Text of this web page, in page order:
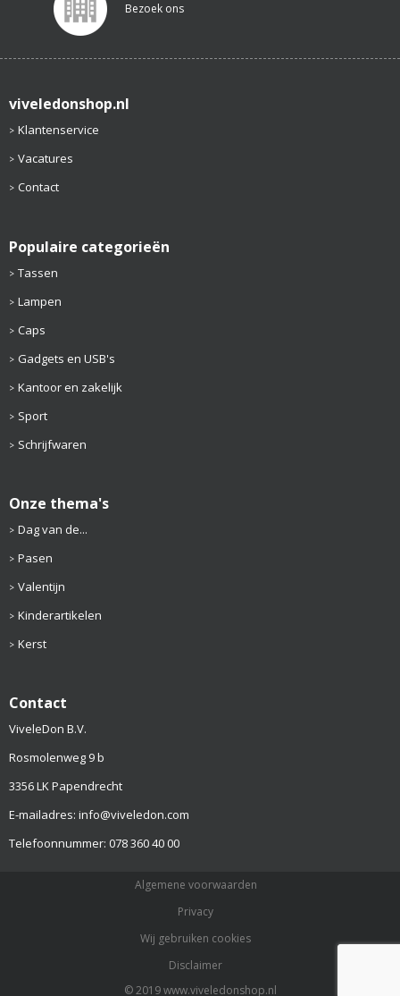
Bezoek ons
viveledonshop.nl
Klantenservice
Vacatures
Contact
Populaire categorieën
Tassen
Lampen
Caps
Gadgets en USB's
Kantoor en zakelijk
Sport
Schrijfwaren
Onze thema's
Dag van de...
Pasen
Valentijn
Kinderartikelen
Kerst
Contact
ViveleDon B.V.
Rosmolenweg 9 b
3356 LK Papendrecht
E-mailadres: info@viveledon.com
Telefoonnummer: 078 360 40 00
Algemene voorwaarden
Privacy
Wij gebruiken cookies
Disclaimer
© 2019 www.viveledonshop.nl